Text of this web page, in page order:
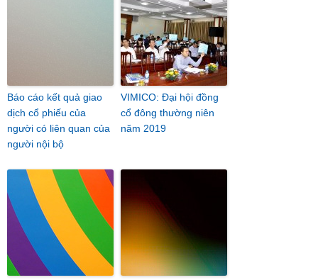
Báo cáo kết quả giao
dịch cổ phiếu của
người có liên quan của
người nội bộ
VIMICO: Đại hội đồng
cổ đông thường niên
năm 2019